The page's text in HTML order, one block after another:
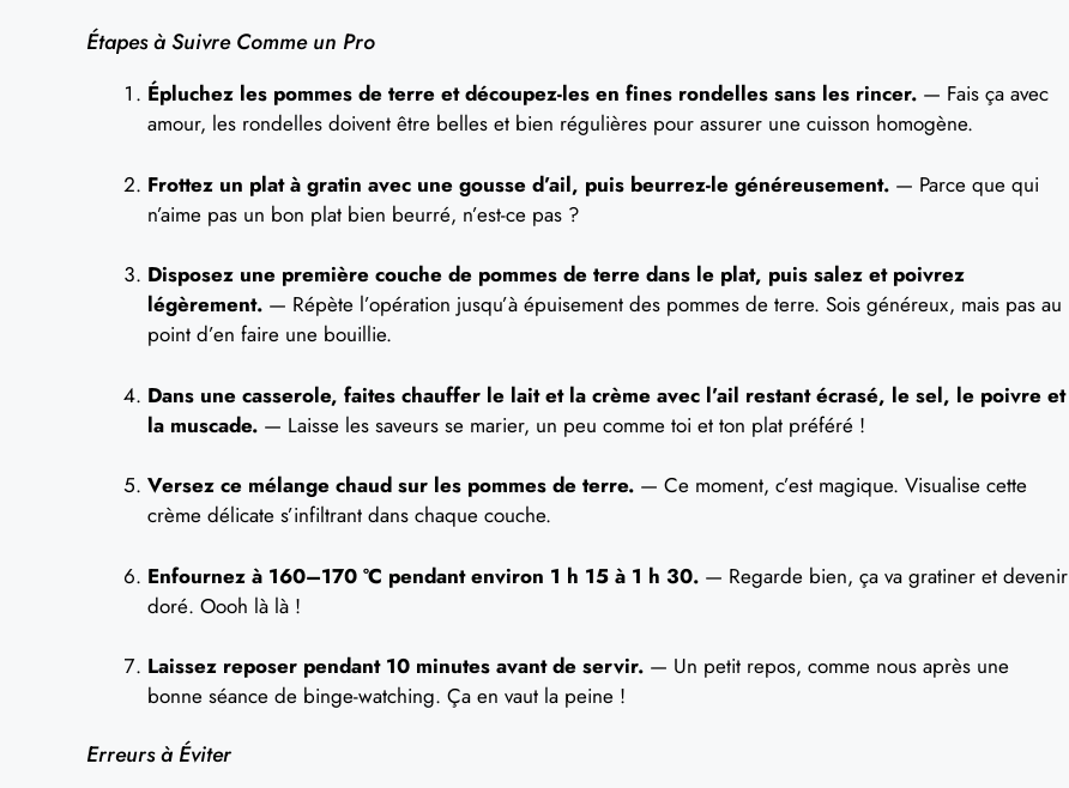
Étapes à Suivre Comme un Pro
Épluchez les pommes de terre et découpez-les en fines rondelles sans les rincer. — Fais ça avec
amour, les rondelles doivent être belles et bien régulières pour assurer une cuisson homogène.
Frottez un plat à gratin avec une gousse d’ail, puis beurrez-le généreusement. — Parce que qui
n’aime pas un bon plat bien beurré, n’est-ce pas ?
Disposez une première couche de pommes de terre dans le plat, puis salez et poivrez
légèrement. — Répète l’opération jusqu’à épuisement des pommes de terre. Sois généreux, mais pas au
point d’en faire une bouillie.
Dans une casserole, faites chauffer le lait et la crème avec l’ail restant écrasé, le sel, le poivre et
la muscade. — Laisse les saveurs se marier, un peu comme toi et ton plat préféré !
Versez ce mélange chaud sur les pommes de terre. — Ce moment, c’est magique. Visualise cette
crème délicate s’infiltrant dans chaque couche.
Enfournez à 160–170 °C pendant environ 1 h 15 à 1 h 30. — Regarde bien, ça va gratiner et devenir
doré. Oooh là là !
Laissez reposer pendant 10 minutes avant de servir. — Un petit repos, comme nous après une
bonne séance de binge-watching. Ça en vaut la peine !
Erreurs à Éviter